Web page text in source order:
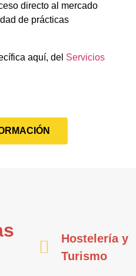
directo al mercado
de prácticas
aquí, del Servicios
Hostelería y
Turismo